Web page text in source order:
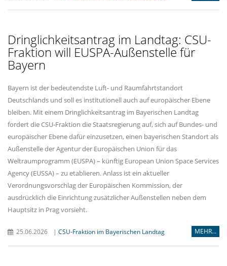
Dringlichkeitsantrag im Landtag: CSU-
Fraktion will EUSPA-Außenstelle für
Bayern
Bayern ist der bedeutendste Luft- und Raumfahrtstandort
Deutschlands und soll es institutionell auch auf europäischer Ebene
bleiben. Mit einem Dringlichkeitsantrag im Bayerischen Landtag
fordert die CSU-Fraktion die Staatsregierung auf, sich auf Bundes- und
europäischer Ebene dafür einzusetzen, einen bayerischen Standort als
Außenstelle der Agentur der Europäischen Union für das
Weltraumprogramm (EUSPA) – künftig European Union Space Services
Agency (EUSSA) – zu etablieren. Anlass ist ein aktueller
Verordnungsvorschlag der Europäischen Kommission, der
ausdrücklich die Einrichtung zusätzlicher Außenstellen neben dem
Hauptsitz in Prag vorsieht.
25.06.2026 | CSU-Fraktion im Bayerischen Landtag MEHR...